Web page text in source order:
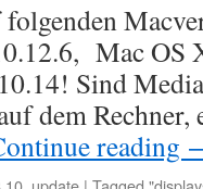
Mac OS
Sind
dem
reading